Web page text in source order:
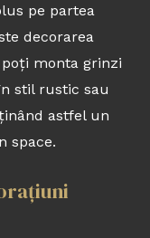
pe partea
decorarea
monta grinzi
stil rustic sau
astfel un
space.